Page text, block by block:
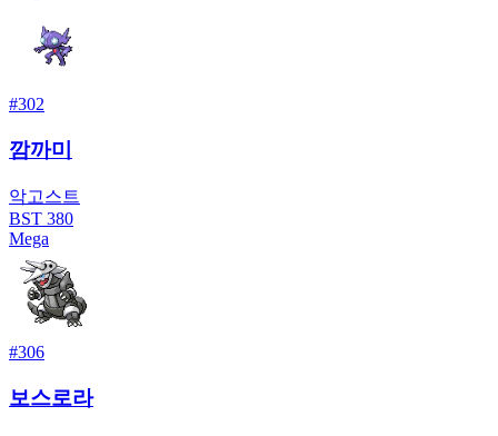
#302
깜까미
악고스트
BST 380
Mega
#306
보스로라